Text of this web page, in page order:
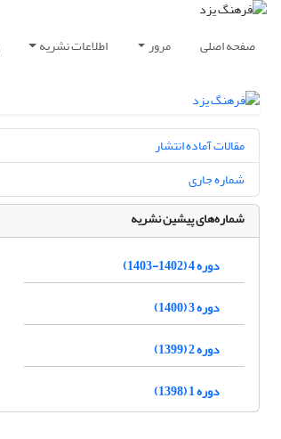
صفحه اصلی مرور اطلاعات نشریه
مقالات آماده انتشار
شماره جاری
شماره‌های پیشین نشریه
دوره 4 (1402-1403)
دوره 3 (1400)
دوره 2 (1399)
دوره 1 (1398)